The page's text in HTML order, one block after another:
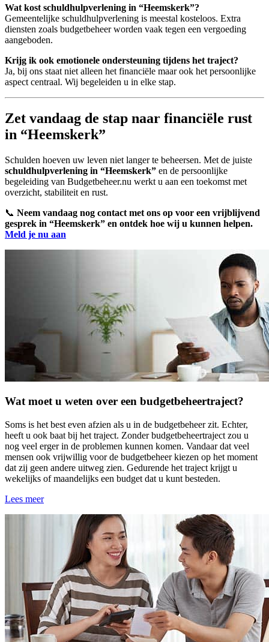
Wat kost schuldhulpverlening in “Heemskerk”?
Gemeentelijke schuldhulpverlening is meestal kosteloos. Extra
diensten zoals budgetbeheer worden vaak tegen een vergoeding
aangeboden.
Krijg ik ook emotionele ondersteuning tijdens het traject?
Ja, bij ons staat niet alleen het financiële maar ook het persoonlijke
aspect centraal. Wij begeleiden u in elke stap.
Zet vandaag de stap naar financiële rust
in “Heemskerk”
Schulden hoeven uw leven niet langer te beheersen. Met de juiste
schuldhulpverlening in “Heemskerk” en de persoonlijke
begeleiding van Budgetbeheer.nu werkt u aan een toekomst met
overzicht, stabiliteit en rust.
📞 Neem vandaag nog contact met ons op voor een vrijblijvend
gesprek in “Heemskerk” en ontdek hoe wij u kunnen helpen.
Meld je nu aan
Wat moet u weten over een budgetbeheertraject?
Soms is het best even afzien als u in de budgetbeheer zit. Echter,
heeft u ook baat bij het traject. Zonder budgetbeheertraject zou u
nog veel erger in de problemen kunnen komen. Vandaar dat veel
mensen ook vrijwillig voor de budgetbeheer kiezen op het moment
dat zij geen andere uitweg zien. Gedurende het traject krijgt u
wekelijks of maandelijks een budget dat u kunt besteden.
Lees meer